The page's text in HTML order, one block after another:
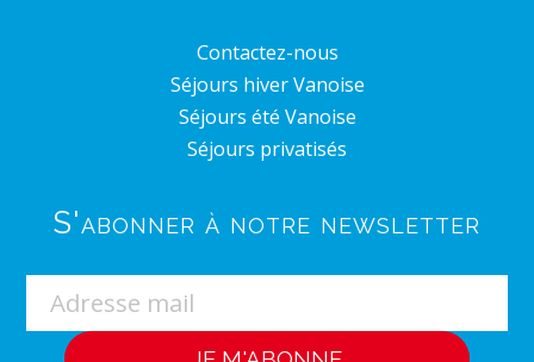
Contactez-nous
Séjours hiver Vanoise
Séjours été Vanoise
Séjours privatisés
S'abonner à notre newsletter